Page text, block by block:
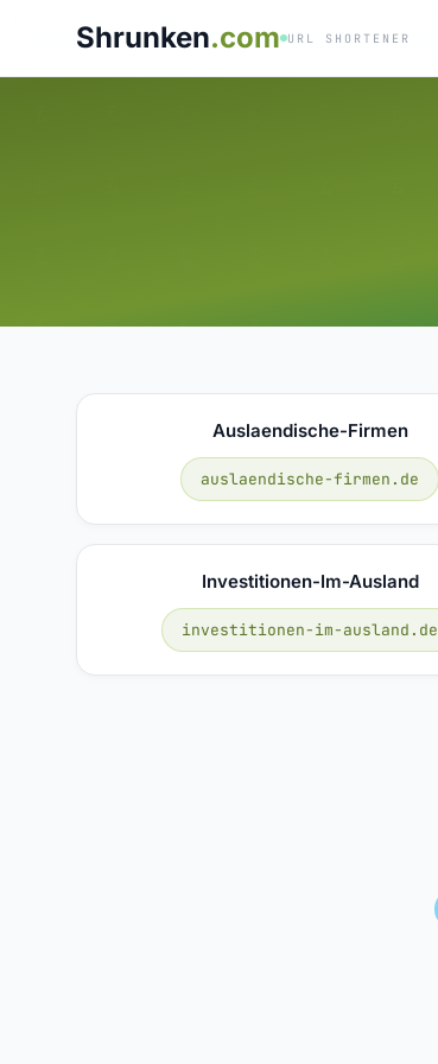
Shrunken.com URL SHORTENER
Auslaendische-Firmen
auslaendische-firmen.de
Investitionen-Im-Ausland
investitionen-im-ausland.de